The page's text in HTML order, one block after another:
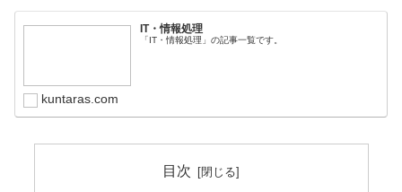
IT・情報処理
「IT・情報処理」の記事一覧です。
kuntaras.com
目次